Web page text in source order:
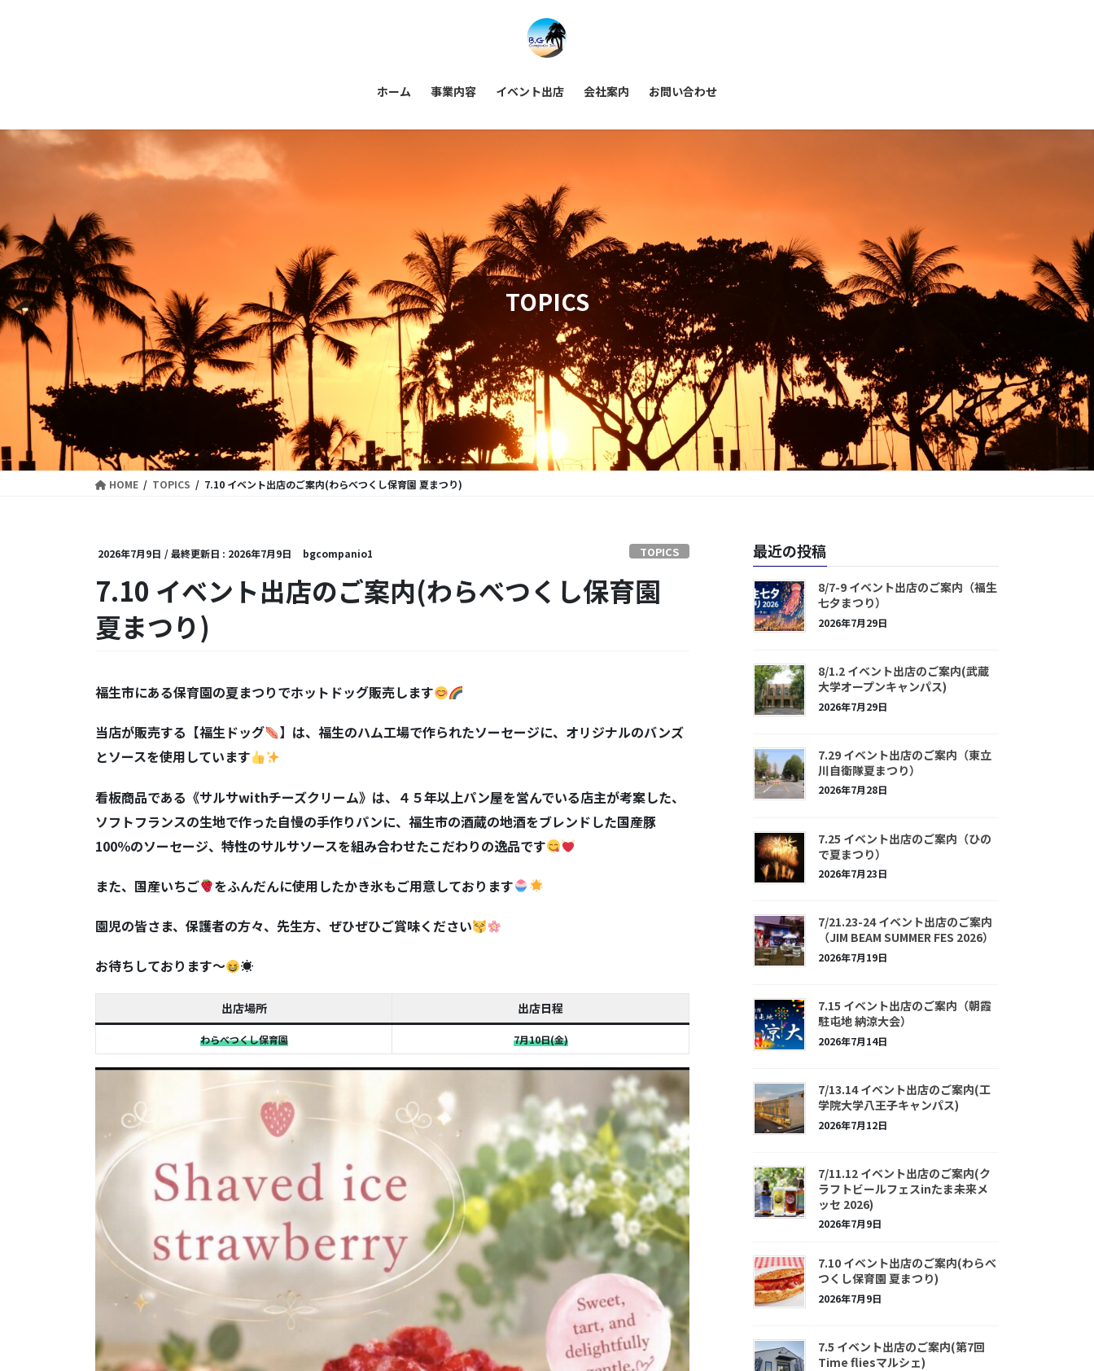
移
ン
ホーム 事業内容 イベント出店 会社案内 お問い合わせ
TOPICS
HOME TOPICS 7.10 イベント出店のご案内(わらべつくし保育園 夏まつり)
2026年7月9日 / 最終更新日 : 2026年7月9日 bgcompanio1 TOPICS
7.10 イベント出店のご案内(わらべつくし保育園
夏まつり)
福生市にある保育園の夏まつりでホットドッグ販売します
当店が販売する【福生ドッグ
】は、福生のハム工場で作られたソーセージに、オリジナルのバンズ
とソースを使用しています
看板商品である《サルサwithチーズクリーム》は、４５年以上パン屋を営んでいる店主が考案した、
ソフトフランスの生地で作った自慢の手作りパンに、福生市の酒蔵の地酒をブレンドした国産豚
100％のソーセージ、特性のサルサソースを組み合わせたこだわりの逸品です
また、国産いちご をふんだんに使用したかき氷もご用意しております
園児の皆さま、保護者の方々、先生方、ぜひぜひご賞味ください
お待ちしております～ ☀
出店場所 出店日程
わらべつくし保育園 7月10日(金)
最近の投稿
8/7-9 イベント出店のご案内（福生
七夕まつり）
2026年7月29日
8/1.2 イベント出店のご案内(武蔵
大学オープンキャンパス)
2026年7月29日
7.29 イベント出店のご案内（東立
川自衛隊夏まつり）
2026年7月28日
7.25 イベント出店のご案内（ひの
で夏まつり）
2026年7月23日
7/21.23-24 イベント出店のご案内
（JIM BEAM SUMMER FES 2026）
2026年7月19日
7.15 イベント出店のご案内（朝霞
駐屯地 納涼大会）
2026年7月14日
7/13.14 イベント出店のご案内(工
学院大学八王子キャンパス)
2026年7月12日
7/11.12 イベント出店のご案内(ク
ラフトビールフェスinたま未来メ
ッセ 2026)
2026年7月9日
7.10 イベント出店のご案内(わらべ
つくし保育園 夏まつり)
2026年7月9日
7.5 イベント出店のご案内(第7回
Time fliesマルシェ)